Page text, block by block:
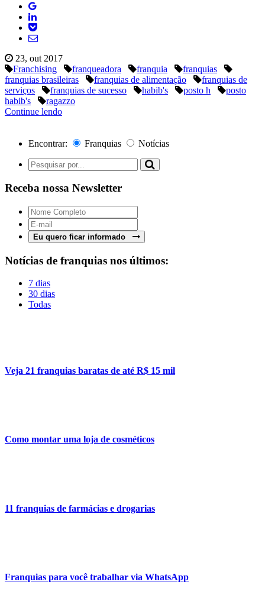
23, out 2017
Franchising
franqueadora franquia
franquias
franquias brasileiras
franquias de alimentação
franquias de
serviços
franquias de sucesso habib's posto h
posto
habib's
ragazzo
Continue lendo
Encontrar: Franquias Notícias
Receba nossa Newsletter
Eu quero ficar informado
Notícias de franquias nos últimos:
7 dias
30 dias
Todas
Veja 21 franquias baratas de até R$ 15 mil
Como montar uma loja de cosméticos
11 franquias de farmácias e drogarias
Franquias para você trabalhar via WhatsApp